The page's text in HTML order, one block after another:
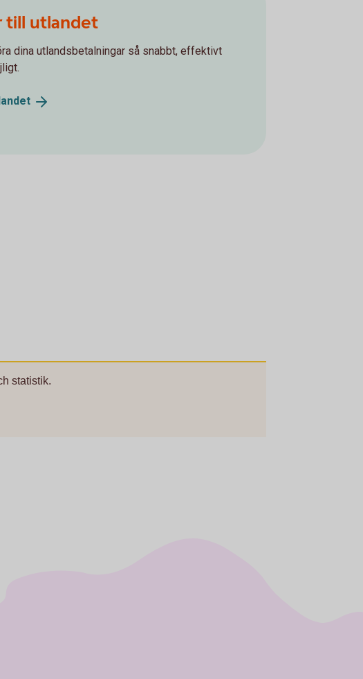
till utlandet
dina utlandsbetalningar så snabbt, effektivt
statistik.